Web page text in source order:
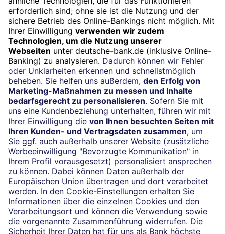
Termin
Beratung vereinbaren
24/7-Kundenservice
(069) 910-100 61
Impressum
Konditionen und Preise